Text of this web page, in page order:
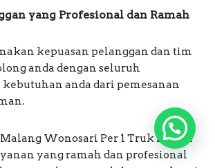
yang Profesional dan Ramah
kepuasan pelanggan dan tim
anda dengan seluruh
anda dari pemesanan
Wonosari Per 1 Truk Murah
yang ramah dan profesional